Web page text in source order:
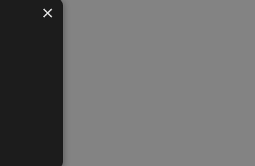
×